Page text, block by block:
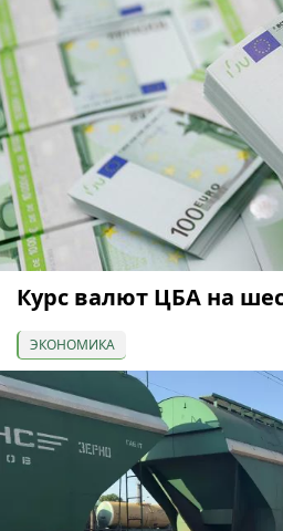
Курс валют ЦБА на
ЭКОНОМИКА